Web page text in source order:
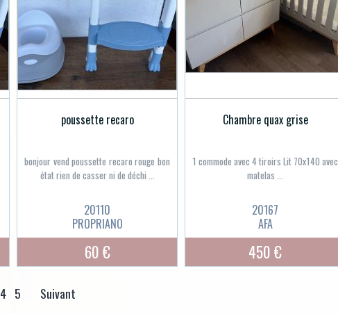
poussette recaro
bonjour vend poussette recaro rouge bon
état rien de casser ni de déchi ...
20110
PROPRIANO
60 €
Chambre quax grise
1 commode avec 4 tiroirs Lit 70x140 avec
matelas ...
20167
AFA
450 €
4 5 Suivant